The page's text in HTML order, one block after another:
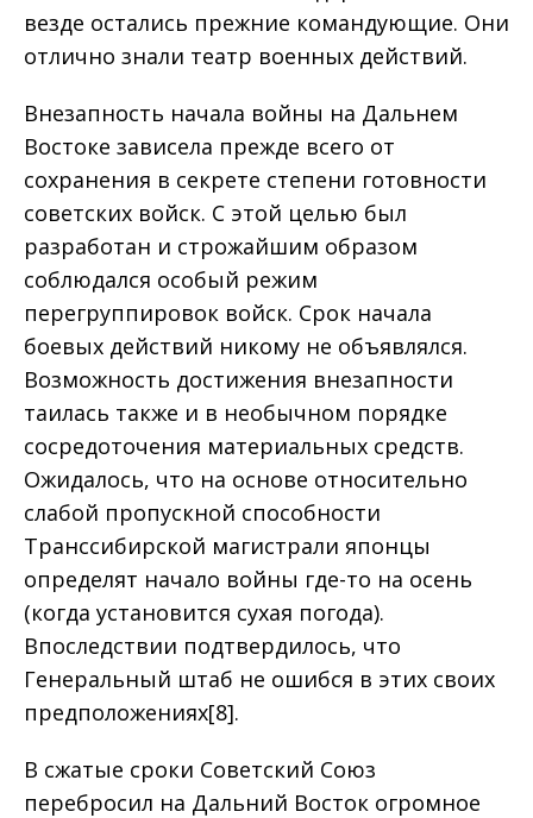
везде остались прежние командующие. Они
отлично знали театр военных действий.
Внезапность начала войны на Дальнем
Востоке зависела прежде всего от
сохранения в секрете степени готовности
советских войск. С этой целью был
разработан и строжайшим образом
соблюдался особый режим
перегруппировок войск. Срок начала
боевых действий никому не объявлялся.
Возможность достижения внезапности
таилась также и в необычном порядке
сосредоточения материальных средств.
Ожидалось, что на основе относительно
слабой пропускной способности
Транссибирской магистрали японцы
определят начало войны где-то на осень
(когда установится сухая погода).
Впоследствии подтвердилось, что
Генеральный штаб не ошибся в этих своих
предположениях[8].
В сжатые сроки Советский Союз
перебросил на Дальний Восток огромное